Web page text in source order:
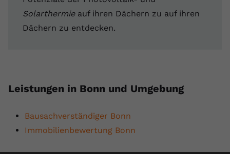
Solarthermieauf ihren Dächern zu auf ihren
Dächern zu entdecken.
Leistungen in Bonn und Umgebung
Bausachverständiger Bonn
Immobilienbewertung Bonn